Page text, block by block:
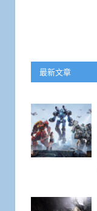
最新文章